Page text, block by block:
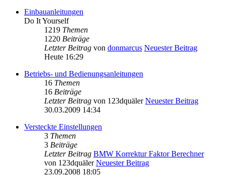
Einbauanleitungen
Do It Yourself
1219 Themen
1220 Beiträge
Letzter Beitrag von donmarcus Neuester Beitrag
Heute 16:29
Betriebs- und Bedienungsanleitungen
16 Themen
16 Beiträge
Letzter Beitrag von 123dquäler Neuester Beitrag
30.03.2009 14:34
Versteckte Einstellungen
3 Themen
3 Beiträge
Letzter Beitrag BMW Korrektur Faktor Berechner
von 123dquäler Neuester Beitrag
23.09.2008 18:05